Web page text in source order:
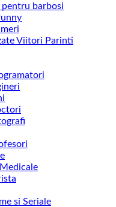
pentru barbosi
Viitori Parinti
si Seriale